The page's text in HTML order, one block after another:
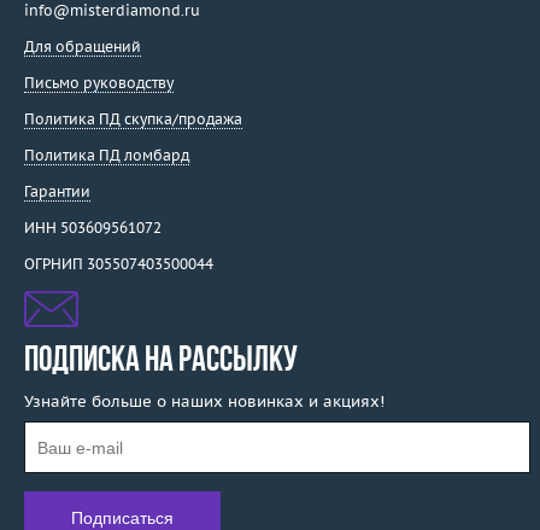
info@misterdiamond.ru
Для обращений
Письмо руководству
Политика ПД скупка/продажа
Политика ПД ломбард
Гарантии
ИНН 503609561072
ОГРНИП 305507403500044
ПОДПИСКА НА РАССЫЛКУ
Узнайте больше о наших новинках и акциях!